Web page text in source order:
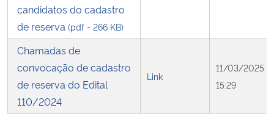
candidatos do cadastro
de reserva (pdf - 266 KB)
Chamadas de
convocação de cadastro
de reserva do Edital
110/2024
Link
11/03/2025
15:29